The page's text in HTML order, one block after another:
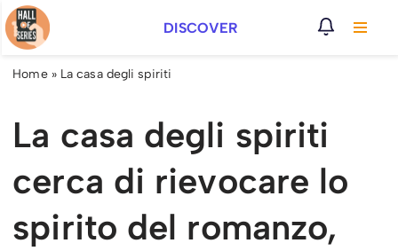
Vai
al
DISCOVER
Home» La casa degli spiriti
La casa degli spiriti
cerca di rievocare lo
spirito del romanzo,